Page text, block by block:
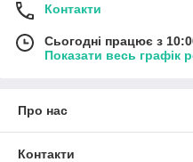
Контакти
Сьогодні працює з
Показати весь графік
Про нас
Контакти